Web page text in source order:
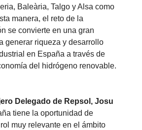
Baleària, Talgo y Alsa como
manera, el reto de la
se convierte en una gran
generar riqueza y desarrollo
en España a través de
del hidrógeno renovable.
Delegado de Repsol, Josu
tiene la oportunidad de
muy relevante en el ámbito